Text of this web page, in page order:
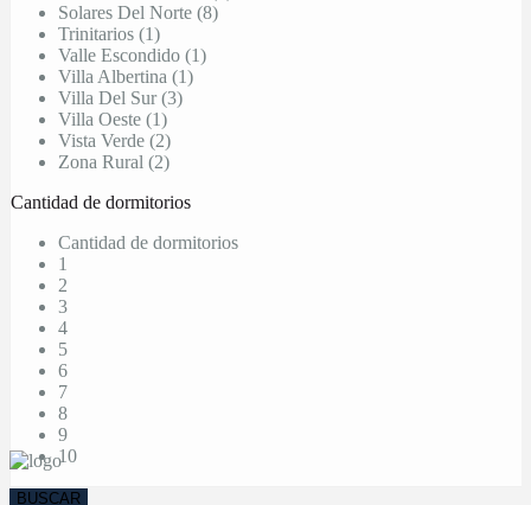
Solares Del Norte (8)
Trinitarios (1)
Valle Escondido (1)
Villa Albertina (1)
Villa Del Sur (3)
Villa Oeste (1)
Vista Verde (2)
Zona Rural (2)
Cantidad de dormitorios
Cantidad de dormitorios
1
2
3
4
5
6
7
8
9
10